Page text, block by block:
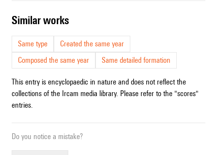
similar works
Same type
Created the same year
Composed the same year
Same detailed formation
This entry is encyclopaedic in nature and does not reflect the
collections of the Ircam media library. Please refer to the "scores"
entries.
Do you notice a mistake?